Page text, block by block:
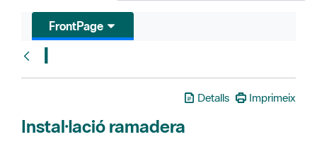
FrontPage
I
Detalls Imprimeix
Instal·lació ramadera